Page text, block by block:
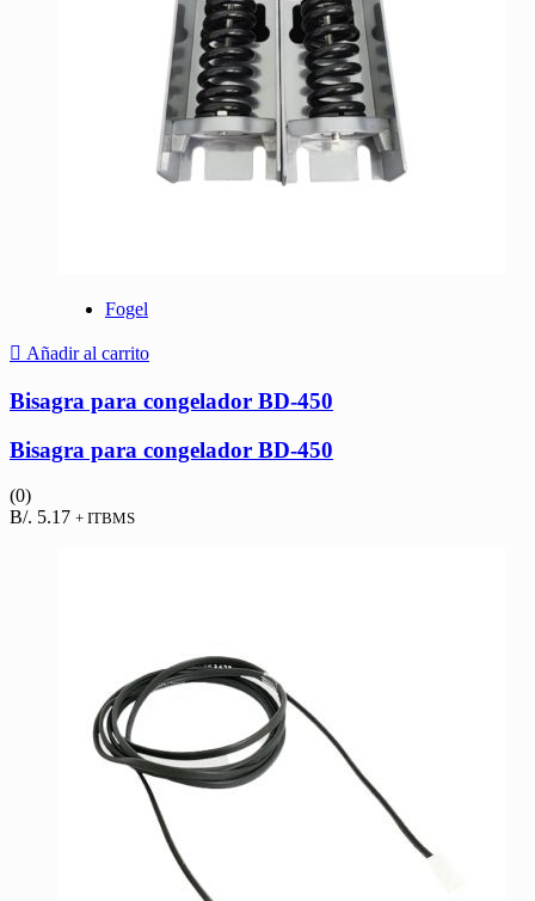
Fogel
Añadir al carrito
Bisagra para congelador BD-450
Bisagra para congelador BD-450
(0)
B/. 5.17 + ITBMS